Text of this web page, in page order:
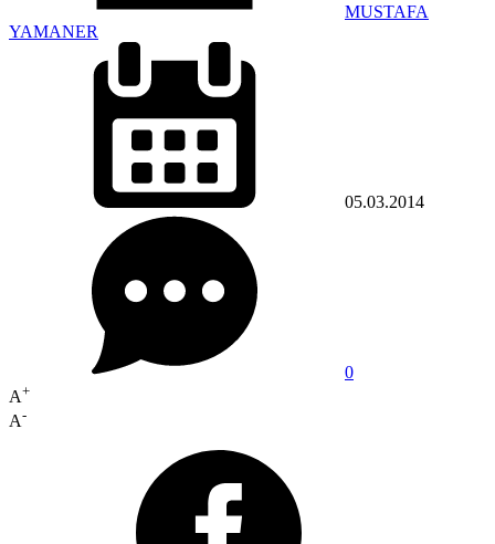
MUSTAFA
YAMANER
05.03.2014
0
A+
A-